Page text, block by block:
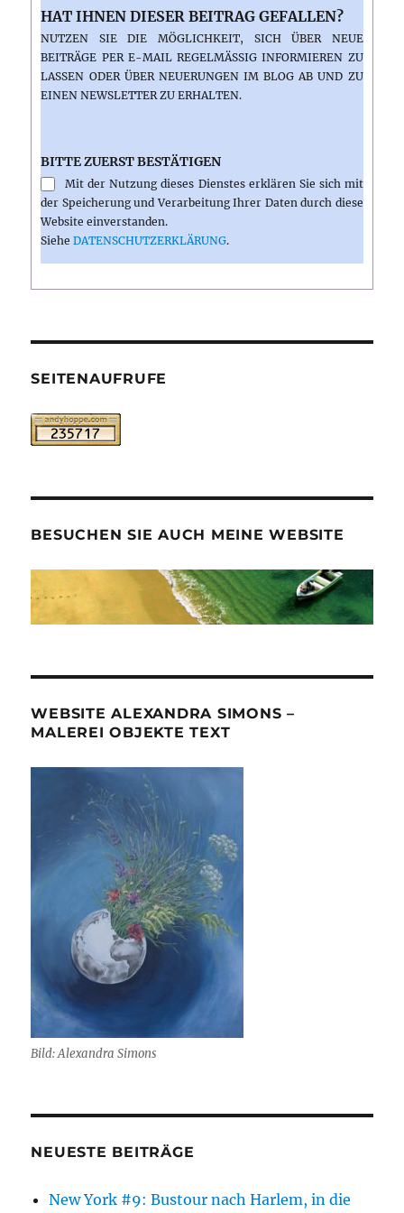
HAT IHNEN DIESER BEITRAG GEFALLEN?
NUTZEN SIE DIE MÖGLICHKEIT, SICH ÜBER NEUE
BEITRÄGE PER E-MAIL REGELMÄSSIG INFORMIEREN ZU L
ASSEN ODER ÜBER NEUERUNGEN IM BLOG AB UND ZU E
INEN NEWSLETTER ZU ERHALTEN.
BITTE ZUERST BESTÄTIGEN
Mit der Nutzung dieses Dienstes erklären Sie sich mit
der Speicherung und Verarbeitung Ihrer Daten durch diese
Website einverstanden.
SieheDATENSCHUTZERKLÄRUNG.
SEITENAUFRUFE
BESUCHEN SIE AUCH MEINE WEBSITE
WEBSITE ALEXANDRA SIMONS –
MALEREI OBJEKTE TEXT
Bild: Alexandra Simons
NEUESTE BEITRÄGE
New York #9: Bustour nach Harlem, in die